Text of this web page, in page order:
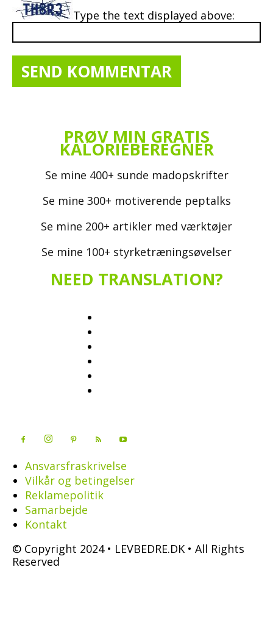
Type the text displayed above:
PRØV MIN GRATIS
KALORIEBEREGNER
Se mine 400+ sunde madopskrifter
Se mine 300+ motiverende peptalks
Se mine 200+ artikler med værktøjer
Se mine 100+ styrketræningsøvelser
NEED TRANSLATION?
Ansvarsfraskrivelse
Vilkår og betingelser
Reklamepolitik
Samarbejde
Kontakt
© Copyright 2024 • LEVBEDRE.DK • All Rights
Reserved